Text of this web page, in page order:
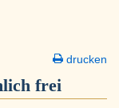
drucken
frei